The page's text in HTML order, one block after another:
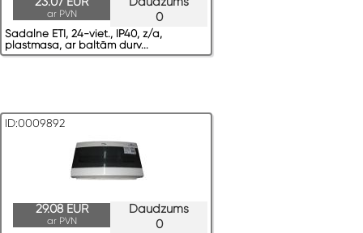
0
ar PVN
Sadalne ETI, 24-viet., IP40, z/a,
plastmasa, ar baltām durv...
ID:0009892
Daudzums
0
29.08 EUR
ar PVN